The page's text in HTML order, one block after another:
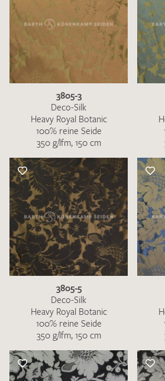
3805-3
Deco-Silk
Heavy Royal Botanic
100% reine Seide
350 g/lfm, 150 cm
3805-5
Deco-Silk
Heavy Royal Botanic
100% reine Seide
350 g/lfm, 150 cm